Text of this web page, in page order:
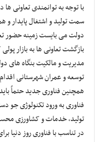
با توجه به توانمندی تعاونی
سمت تولید و اشتغال پایدار و
دولت می بایست زمینه حضور
بازگشت تعاونی ها به بازار
مدیریت و مالکیت بنگاه های
توسعه و عمران شهرستانی
همچنین فناوری جدید حتماً
فناوری به ورود تکنولوژی
تولید، خدمات و کشاورزی
در تناسب با فناوری روز دنیا